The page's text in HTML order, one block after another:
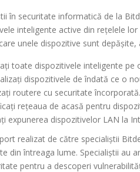
în securitate informatică de la
inteligente active din rețelele
unele dispozitive sunt
toate dispozitivele inteligente pe
dispozitivele de îndată ce o
routere cu securitate încorporată.
rețeaua de acasă pentru
expunerea dispozitivelor LAN la
realizat de către specialiștii
din întreaga lume. Specialiștii au
pentru a descoperi